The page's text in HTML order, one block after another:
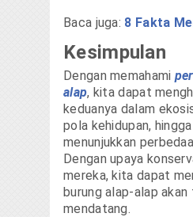
Baca juga: 8 Fakta
Kesimpulan
Dengan memahami
alap, kita dapat
keduanya dalam
pola kehidupan,
menunjukkan
Dengan upaya
mereka, kita dapat
burung alap-alap
mendatang.